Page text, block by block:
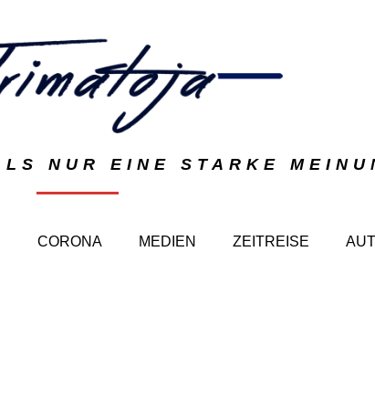
NUR EINE STARKE
CORONA MEDIEN ZEITREISE